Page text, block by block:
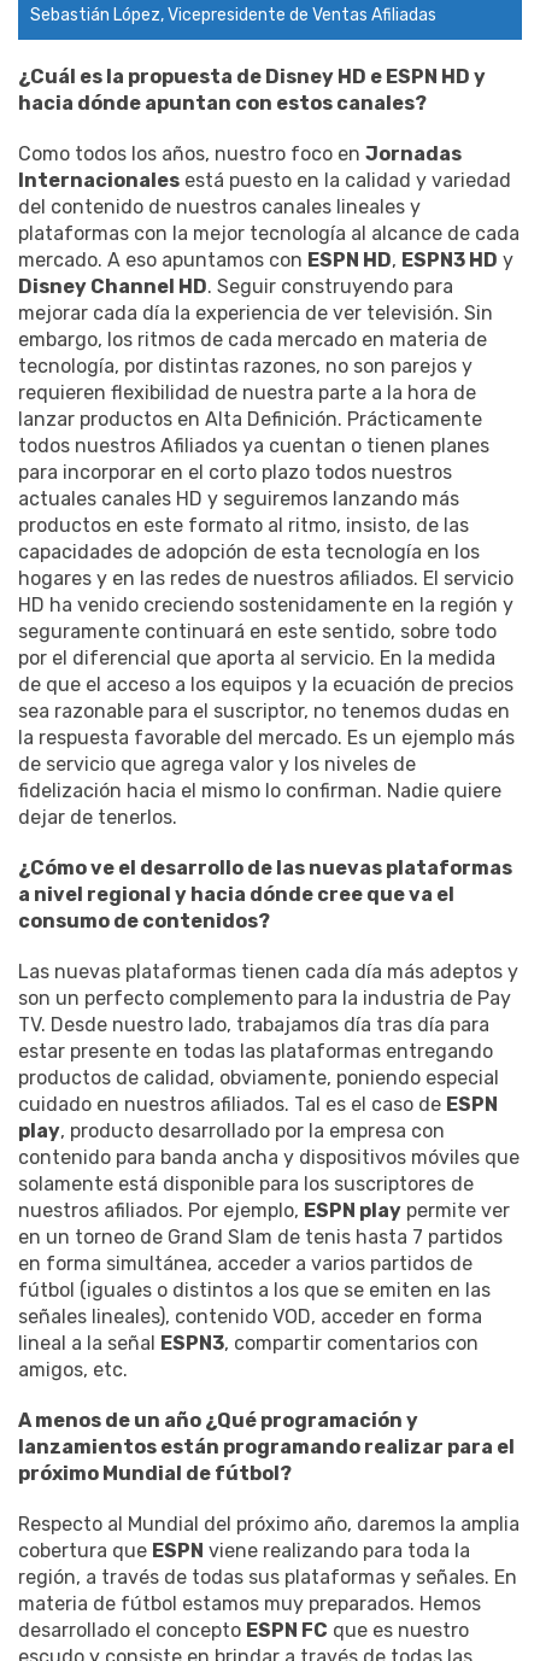
Sebastián López, Vicepresidente de Ventas Afiliadas
¿Cuál es la propuesta de Disney HD e ESPN HD y
hacia dónde apuntan con estos canales?
Como todos los años, nuestro foco en Jornadas
Internacionales está puesto en la calidad y variedad
del contenido de nuestros canales lineales y
plataformas con la mejor tecnología al alcance de cada
mercado. A eso apuntamos con ESPN HD, ESPN3 HD y
Disney Channel HD. Seguir construyendo para
mejorar cada día la experiencia de ver televisión. Sin
embargo, los ritmos de cada mercado en materia de
tecnología, por distintas razones, no son parejos y
requieren flexibilidad de nuestra parte a la hora de
lanzar productos en Alta Definición. Prácticamente
todos nuestros Afiliados ya cuentan o tienen planes
para incorporar en el corto plazo todos nuestros
actuales canales HD y seguiremos lanzando más
productos en este formato al ritmo, insisto, de las
capacidades de adopción de esta tecnología en los
hogares y en las redes de nuestros afiliados. El servicio
HD ha venido creciendo sostenidamente en la región y
seguramente continuará en este sentido, sobre todo
por el diferencial que aporta al servicio. En la medida
de que el acceso a los equipos y la ecuación de precios
sea razonable para el suscriptor, no tenemos dudas en
la respuesta favorable del mercado. Es un ejemplo más
de servicio que agrega valor y los niveles de
fidelización hacia el mismo lo confirman. Nadie quiere
dejar de tenerlos.
¿Cómo ve el desarrollo de las nuevas plataformas
a nivel regional y hacia dónde cree que va el
consumo de contenidos?
Las nuevas plataformas tienen cada día más adeptos y
son un perfecto complemento para la industria de Pay
TV. Desde nuestro lado, trabajamos día tras día para
estar presente en todas las plataformas entregando
productos de calidad, obviamente, poniendo especial
cuidado en nuestros afiliados. Tal es el caso de ESPN
play, producto desarrollado por la empresa con
contenido para banda ancha y dispositivos móviles que
solamente está disponible para los suscriptores de
nuestros afiliados. Por ejemplo, ESPN play permite ver
en un torneo de Grand Slam de tenis hasta 7 partidos
en forma simultánea, acceder a varios partidos de
fútbol (iguales o distintos a los que se emiten en las
señales lineales), contenido VOD, acceder en forma
lineal a la señal ESPN3, compartir comentarios con
amigos, etc.
A menos de un año ¿Qué programación y
lanzamientos están programando realizar para el
próximo Mundial de fútbol?
Respecto al Mundial del próximo año, daremos la amplia
cobertura que ESPN viene realizando para toda la
región, a través de todas sus plataformas y señales. En
materia de fútbol estamos muy preparados. Hemos
desarrollado el concepto ESPN FC que es nuestro